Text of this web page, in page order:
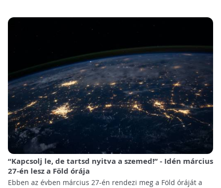
“Kapcsolj le, de tartsd nyitva a szemed!” - Idén március
27-én lesz a Föld órája
Ebben az évben március 27-én rendezi meg a Föld óráját a